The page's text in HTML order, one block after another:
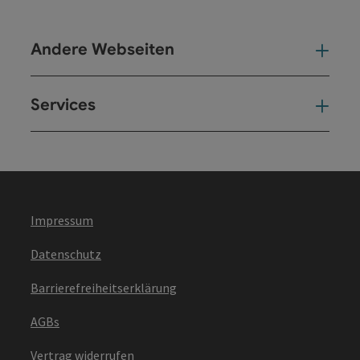
Andere Webseiten
Services
Impressum
Datenschutz
Barrierefreiheitserklärung
AGBs
Vertrag widerrufen